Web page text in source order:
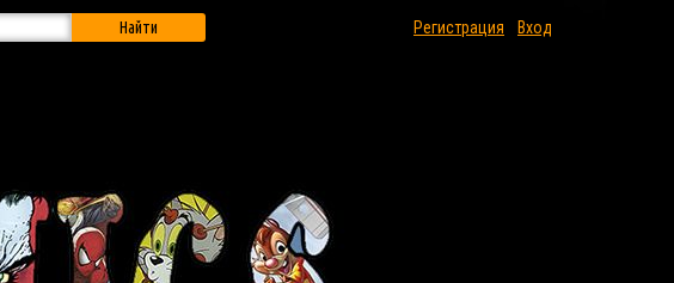
Найти Регистрация Вход